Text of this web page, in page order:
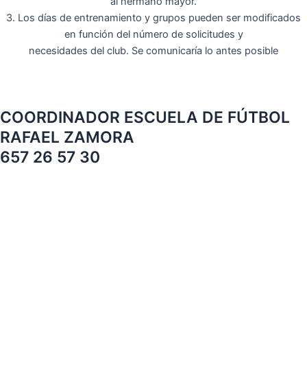
3. Los días de entrenamiento y grupos pueden ser modificados
en función del número de solicitudes y
necesidades del club. Se comunicaría lo antes posible
COORDINADOR ESCUELA DE FÚTBOL
RAFAEL ZAMORA
657 26 57 30